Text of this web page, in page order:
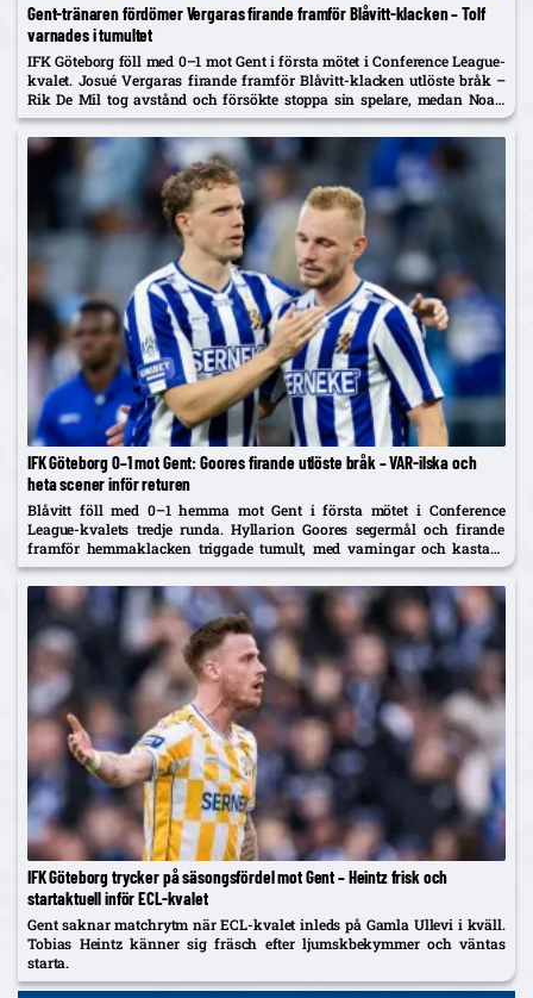
Gent-tränaren fördömer Vergaras firande framför Blåvitt-klacken – Tolf
varnades i tumultet
IFK Göteborg föll med 0–1 mot Gent i första mötet i Conference League-
kvalet. Josué Vergaras firande framför Blåvitt-klacken utlöste bråk –
Rik De Mil tog avstånd och försökte stoppa sin spelare, medan Noah
Tolf varnades och Erlingmark sågar domarinsatsen.
IFK Göteborg 0–1 mot Gent: Goores firande utlöste bråk – VAR-ilska och
heta scener inför returen
Blåvitt föll med 0–1 hemma mot Gent i första mötet i Conference
League-kvalets tredje runda. Hyllarion Goores segermål och firande
framför hemmaklacken triggade tumult, med varningar och kastade
föremål. Efter paus rasade IFK-spelare mot en tidig avblåsning trots
VAR –...
IFK Göteborg trycker på säsongsfördel mot Gent – Heintz frisk och
startaktuell inför ECL-kvalet
Gent saknar matchrytm när ECL-kvalet inleds på Gamla Ullevi i kväll.
Tobias Heintz känner sig fräsch efter ljumskbekymmer och väntas
starta.